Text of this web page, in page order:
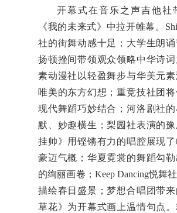
开幕式在音乐之声吉他社
《我的未来式》中拉开帷幕。
社的街舞动感十足；大学生朗
扬顿挫间带领观众领略中华诗
素动漫社以轻盈舞步与华美元
唯美的东方幻想；重竞技社团
现代舞蹈巧妙结合；河洛剧社
默、妙趣横生；梨园社表演的
挂帅》用铿锵有力的唱腔展现
豪迈气概；华夏霓裳的舞蹈勾
的绚丽画卷；Keep Dancing悦舞
描绘春日盛景；梦想合唱团带
草花》为开幕式画上温情句点